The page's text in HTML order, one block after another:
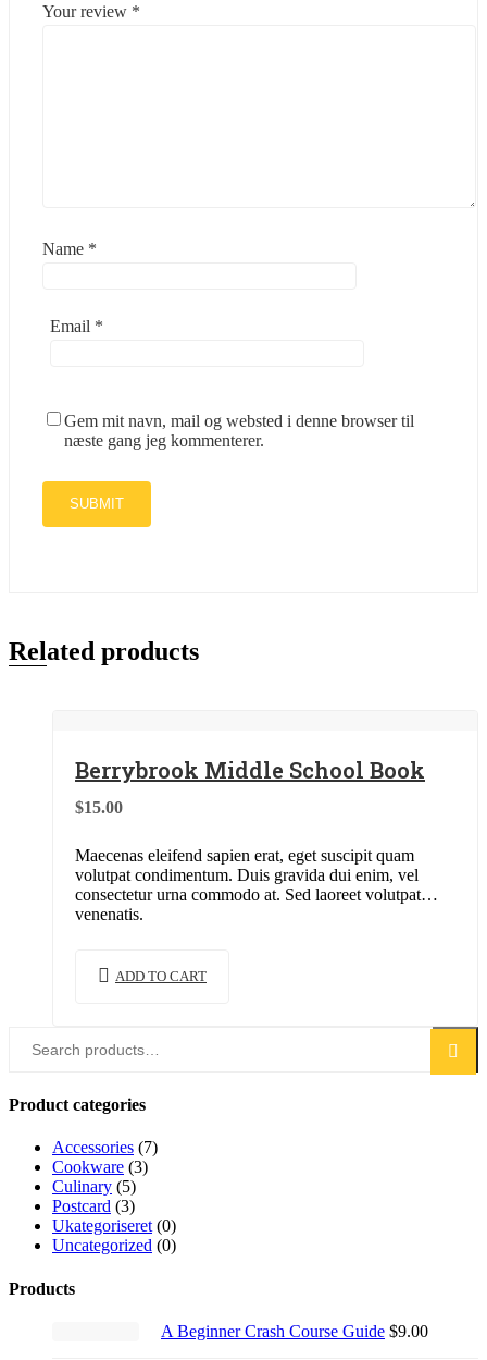
Your review *
Name *
Email *
Gem mit navn, mail og websted i denne browser til
næste gang jeg kommenterer.
Related products
Berrybrook Middle School Book
$15.00
Maecenas eleifend sapien erat, eget suscipit quam
volutpat condimentum. Duis gravida dui enim, vel
consectetur urna commodo at. Sed laoreet volutpat
venenatis.
ADD TO CART
Search
Product categories
Accessories (7)
Cookware (3)
Culinary (5)
Postcard (3)
Ukategoriseret (0)
Uncategorized (0)
Products
A Beginner Crash Course Guide $9.00